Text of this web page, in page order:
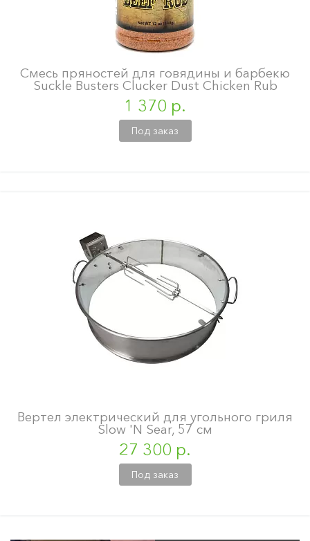
Смесь пряностей для говядины и барбекю
Suckle Busters Clucker Dust Chicken Rub
1 370 р.
Под заказ
Вертел электрический для угольного гриля
Slow 'N Sear, 57 см
27 300 р.
Под заказ